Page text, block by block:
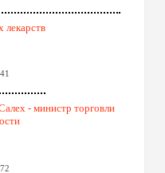
лекарств
- министр торговли